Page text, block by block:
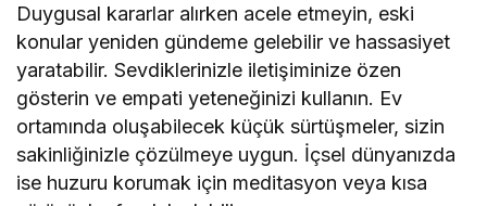
Duygusal kararlar alırken acele etmeyin, eski
konular yeniden gündeme gelebilir ve hassasiyet
yaratabilir. Sevdiklerinizle iletişiminize özen
gösterin ve empati yeteneğinizi kullanın. Ev
ortamında oluşabilecek küçük sürtüşmeler, sizin
sakinliğinizle çözülmeye uygun. İçsel dünyanızda
ise huzuru korumak için meditasyon veya kısa